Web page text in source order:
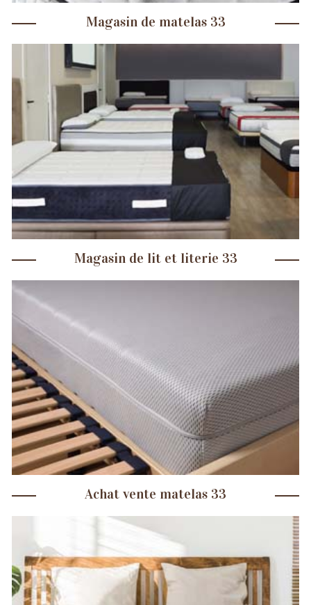
Magasin de matelas 33
Magasin de lit et literie 33
Achat vente matelas 33